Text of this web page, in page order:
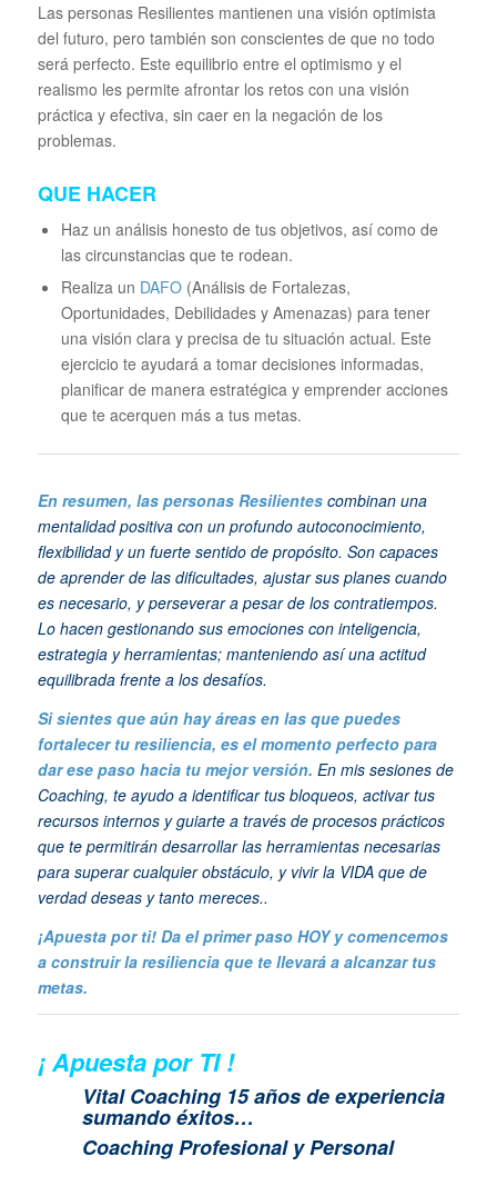
Las personas Resilientes mantienen una visión optimista
del futuro, pero también son conscientes de que no todo
será perfecto. Este equilibrio entre el optimismo y el
realismo les permite afrontar los retos con una visión
práctica y efectiva, sin caer en la negación de los
problemas.
QUE HACER
Haz un análisis honesto de tus objetivos, así como de
las circunstancias que te rodean.
Realiza un DAFO(Análisis de Fortalezas,
Oportunidades, Debilidades y Amenazas) para tener
una visión clara y precisa de tu situación actual. Este
ejercicio te ayudará a tomar decisiones informadas,
planificar de manera estratégica y emprender acciones
que te acerquen más a tus metas.
En resumen, las personas Resilientes combinan una
mentalidad positiva con un profundo autoconocimiento,
flexibilidad y un fuerte sentido de propósito. Son capaces
de aprender de las dificultades, ajustar sus planes cuando
es necesario, y perseverar a pesar de los contratiempos.
Lo hacen gestionando sus emociones con inteligencia,
estrategia y herramientas; manteniendo así una actitud
equilibrada frente a los desafíos.
Si sientes que aún hay áreas en las que puedes
fortalecer tu resiliencia, es el momento perfecto para
dar ese paso hacia tu mejor versión. En mis sesiones de
Coaching, te ayudo a identificar tus bloqueos, activar tus
recursos internos y guiarte a través de procesos prácticos
que te permitirán desarrollar las herramientas necesarias
para superar cualquier obstáculo, y vivir la VIDA que de
verdad deseas y tanto mereces..
¡Apuesta por ti! Da el primer paso HOY y comencemos
a construir la resiliencia que te llevará a alcanzar tus
metas.
¡ Apuesta por TI !
Vital Coaching 15 años de experiencia
sumando éxitos…
Coaching Profesional y Personal